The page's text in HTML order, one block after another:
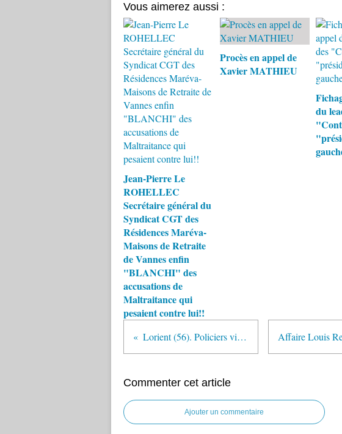
Vous aimerez aussi :
Jean-Pierre Le
ROHELLEC
Secrétaire général du
Syndicat CGT des
Résidences Maréva-
Maisons de Retraite
de Vannes enfin
"BLANCHI" des
accusations de
Maltraitance qui
pesaient contre lui!!
Procès en appel de
Xavier MATHIEU
du
Lorient (56). Policiers visés par des projectiles : le docker condamné
Commenter cet article
Ajouter un commentaire